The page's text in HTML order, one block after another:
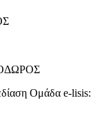
Ομάδα e-lisis: